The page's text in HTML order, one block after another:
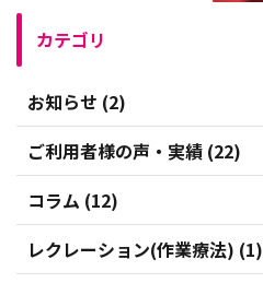
カテゴリ
お知らせ (2)
ご利用者様の声・実績 (22)
コラム (12)
レクレーション(作業療法) (1)